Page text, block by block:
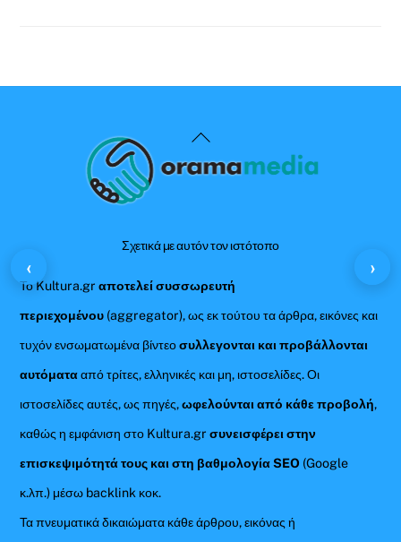
Back
To
Σχετικά με αυτόν τον ιστότοπο
Το Kultura.grαποτελεί συσσωρευτή
περιεχομένου (aggregator), ως εκ τούτου τα άρθρα, εικόνες και
τυχόν ενσωματωμένα βίντεοσυλλεγονται και προβάλλονται
αυτόματααπό τρίτες, ελληνικές και μη, ιστοσελίδες. Οι
ιστοσελίδες αυτές, ως πηγές,ωφελούνται από κάθε προβολή,
καθώς η εμφάνιση στο Kultura.gr συνεισφέρει στην
επισκεψιμότητά τους και στη βαθμολογία SEO (Google
κ.λπ.) μέσω backlink κοκ.
Τα πνευματικά δικαιώματα κάθε άρθρου, εικόνας ή
‹ ›